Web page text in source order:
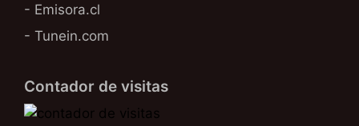
- Emisora.cl
- Tunein.com
Contador de visitas